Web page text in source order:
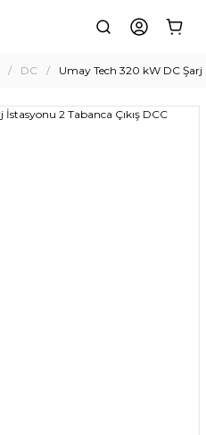
DC Umay Tech 320 kW DC Şarj